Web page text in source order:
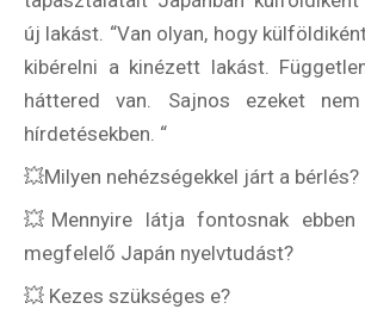
új lakást. “Van olyan, hogy
kibérelni a kinézett lakást.
háttered van. Sajnos ezeket
hírdetésekben. “
💥Milyen nehézségekkel járt a bérlés?
💥Mennyire látja fontosnak
megfelelő Japán nyelvtudást?
💥 Kezes szükséges e?